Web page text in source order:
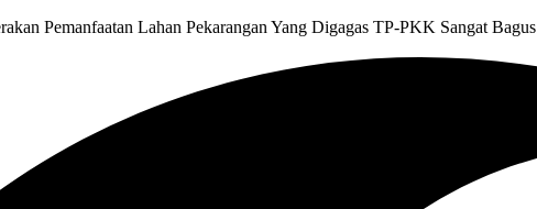
Pemanfaatan Lahan Pekarangan Yang Digagas TP-PKK Sangat Bagus